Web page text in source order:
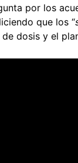
por los
que los “
dosis y el